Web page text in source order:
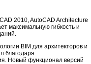
2010, AutoCAD Architecture
максимальную гибкость и
BIM для архитекторов и
благодаря
Новый функционал версий